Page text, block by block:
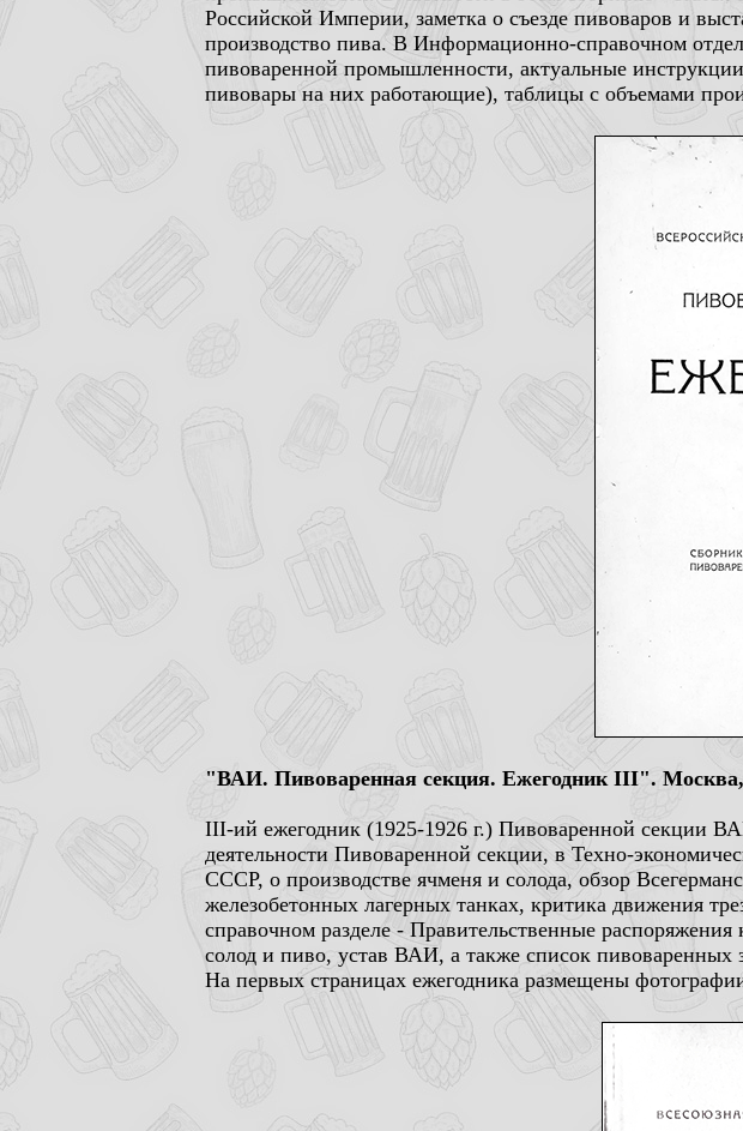
Российской Империи, заметка о съезде пивоваров и
производство пива. В Информационно-справочном
пивоваренной промышленности, актуальные
пивовары на них работающие), таблицы с объемами
"ВАИ. Пивоваренная секция. Ежегодник III".
III-ий ежегодник (1925-1926 г.) Пивоваренной секции
деятельности Пивоваренной секции, в Техно-
СССР, о производстве ячменя и солода, обзор
железобетонных лагерных танках, критика движения
справочном разделе - Правительственные
солод и пиво, устав ВАИ, а также список пивоваренных
На первых страницах ежегодника размещены